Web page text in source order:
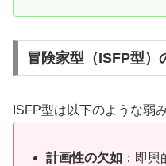
冒険家型（ISFP型）
ISFP型は以下のような弱
計画性の欠如 ：即